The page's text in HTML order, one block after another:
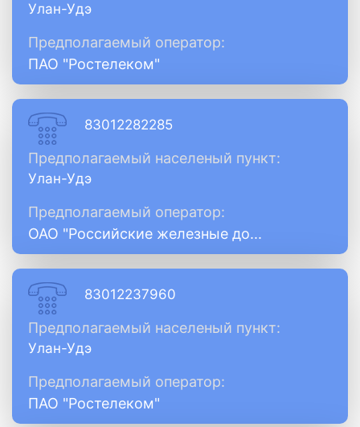
Улан-Удэ
Предполагаемый оператор:
ПАО "Ростелеком"
83012282285
Предполагаемый населеный пункт:
Улан-Удэ
Предполагаемый оператор:
ОАО "Российские железные до...
83012237960
Предполагаемый населеный пункт:
Улан-Удэ
Предполагаемый оператор:
ПАО "Ростелеком"